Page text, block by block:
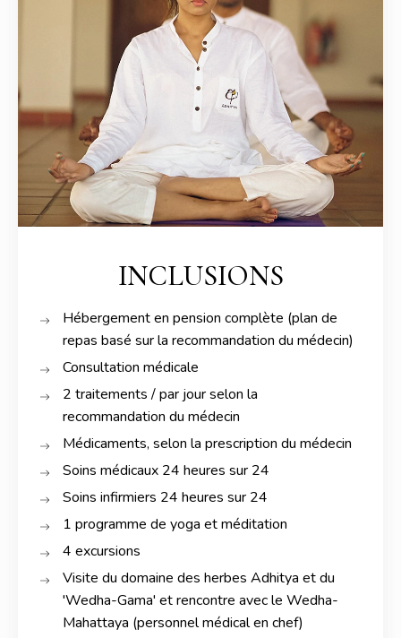
INCLUSIONS
Hébergement en pension complète (plan de
repas basé sur la recommandation du médecin)
Consultation médicale
2 traitements / par jour selon la
recommandation du médecin
Médicaments, selon la prescription du médecin
Soins médicaux 24 heures sur 24
Soins infirmiers 24 heures sur 24
1 programme de yoga et méditation
4 excursions
Visite du domaine des herbes Adhitya et du
'Wedha-Gama' et rencontre avec le Wedha-
Mahattaya (personnel médical en chef)